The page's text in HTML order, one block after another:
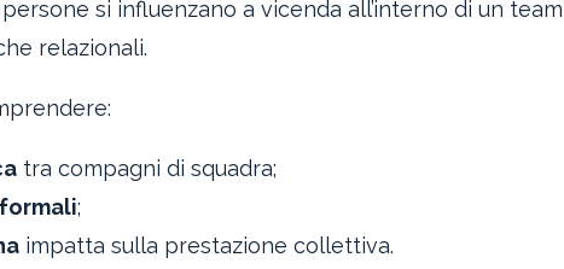
si influenzano a vicenda all’interno di un
relazionali.
tra compagni di squadra;
;
impatta sulla prestazione collettiva.